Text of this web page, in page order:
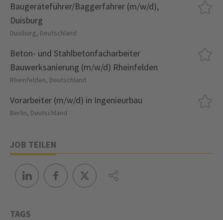
Baugeräteführer/Baggerfahrer (m/w/d),
Duisburg
Duisburg, Deutschland
Beton- und Stahlbetonfacharbeiter
Bauwerksanierung (m/w/d) Rheinfelden
Rheinfelden, Deutschland
Vorarbeiter (m/w/d) in Ingenieurbau
Berlin, Deutschland
JOB TEILEN
TAGS